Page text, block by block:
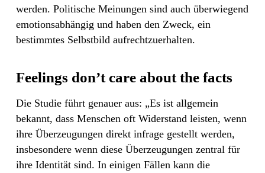
werden. Politische Meinungen sind auch überwiegend
emotionsabhängig und haben den Zweck, ein
bestimmtes Selbstbild aufrechtzuerhalten.
Feelings don’t care about the facts
Die Studie führt genauer aus: „Es ist allgemein
bekannt, dass Menschen oft Widerstand leisten, wenn
ihre Überzeugungen direkt infrage gestellt werden,
insbesondere wenn diese Überzeugungen zentral für
ihre Identität sind. In einigen Fällen kann die